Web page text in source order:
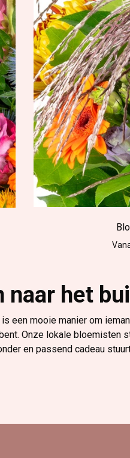
naar het
een mooie manier om
Onze lokale bloemisten
en passend cadeau